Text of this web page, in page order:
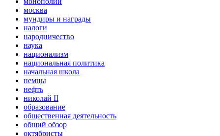
москва
мундиры и награды
налоги
народничество
наука
национализм
национальная политика
начальная школа
немцы
нефть
николай II
образование
общественная деятельность
общий обзор
октябристы